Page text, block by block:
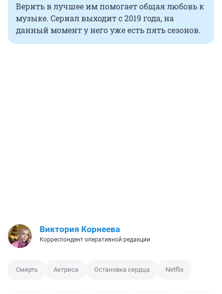
Верить в лучшее им помогает общая любовь к
музыке. Сериал выходит с 2019 года, на
данный момент у него уже есть пять сезонов.
Виктория Корнеева
Корреспондент оперативной редакции
Смерть Актриса Остановка сердца Netflix